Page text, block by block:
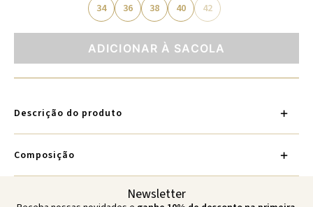
34 36 38 40 42
ADICIONAR À SACOLA
Descrição do produto
Composição
Newsletter